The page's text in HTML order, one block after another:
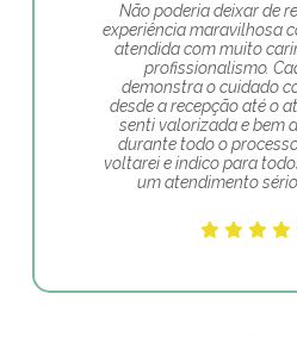
Não poderia deixar de
experiência maravilhosa
atendida com muito
profissionalismo.
demonstra o cuidado
desde a recepção até o
senti valorizada e bem
durante todo o
voltarei e indico para
um atendimento